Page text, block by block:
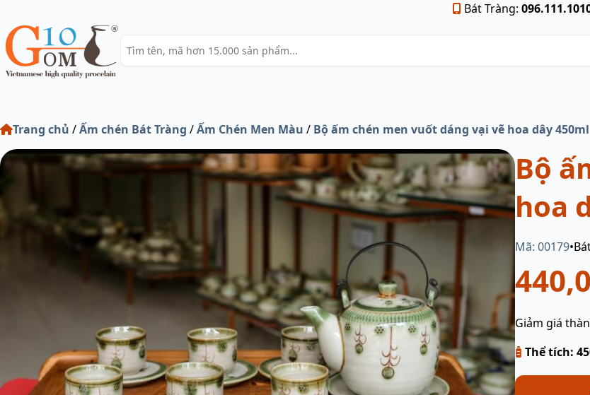
Bát Tràng:
Trang chủ /Ấm chén Bát Tràng /Ấm Chén Men Màu / Bộ ấm chén men vuốt dáng vại vẽ hoa dây 450ml
Bộ
hoa
Mã: 00179•
Giảm giá
Thể tích: